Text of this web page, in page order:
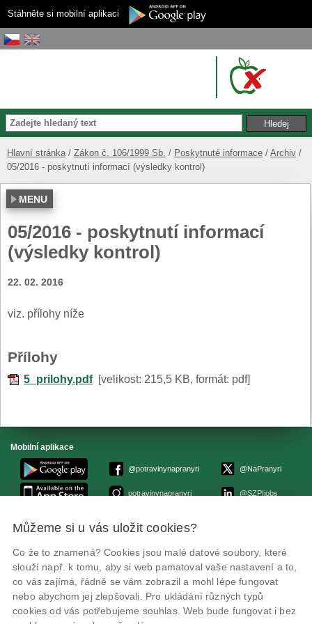
Stáhněte si mobilní aplikaci
Hlavní stránka Zákon č. 106/1999 Sb. Poskytnuté informace
Archiv
05/2016 - poskytnutí informací (výsledky kontrol)
MENU
05/2016 - poskytnutí informací
(výsledky kontrol)
22. 02. 2016
viz. přílohy níže
Přílohy
5_prilohy.pdf [velikost: 215,5 KB, formát: pdf]
Mobilní aplikace
@potravinynapranyri
potravinynapranyri
@NaPranyri
@SZPIjobs
© Státní zemědělská a potravinářská inspekce 2026.
ID datové schránky: avraiqg
IČO: 75014149, DIČ: CZ75014149
Prohlášení o přístupnosti|Zásady ochrany soukromí
Můžeme si u vás uložit cookies?
Co že to znamená? Cookies jsou malé datové soubory, které
slouží např. k tomu, aby si web pamatoval vaše nastavení a to,
co vás zajímá, řádně se vám zobrazil a mohl lépe fungovat
nebo abychom jej zlepšovali. Pro ukládání různých typů
cookies od vás potřebujeme souhlas. Web bude fungovat i bez